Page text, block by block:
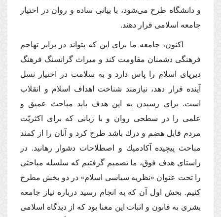
و دانشگاه طرح مى‌شود، با بیانى ساده و روان در اختیار
جامعه اسلامى قرار دهند.
اكنون، جامعه ما براى این كه بتواند در برابر تهاجم
فرهنگى دشمنان مقاومت كند و میراث گرانسنگ فرهنگ
دیرپاى اسلام را پاس دارد و به سلامت در اختیار نسل
آینده قرار دهد، نیازمند شناخت اهداف اسلام و انقلاب
است. براى رسیدن به این هدف باید مباحث عمیق و
علمى را در سطحى روان و با زبانى كه براى اكثریّت
مردم قابل هضم و درك باشد طرح كرد و آنان را از كمند
مباحث پیچیده آكادمیك و اصطلاحات دشوار رهانید. در
راستاى هدف فوق، ما تصمیم گرفتیم كه سلسله مباحثى
را تحت عنوان «نظریه سیاسى اسلام» در دو بخش مطرح
كنیم. بخش اول آن كه به انجام رسید درباره نیاز جامعه
بشرى به قانون و اثبات این معنا بود كه از دیدگاه اسلامى